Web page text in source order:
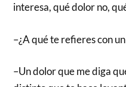
interesa, qué dolor no,
–¿A qué te refieres con
­–Un dolor que me diga